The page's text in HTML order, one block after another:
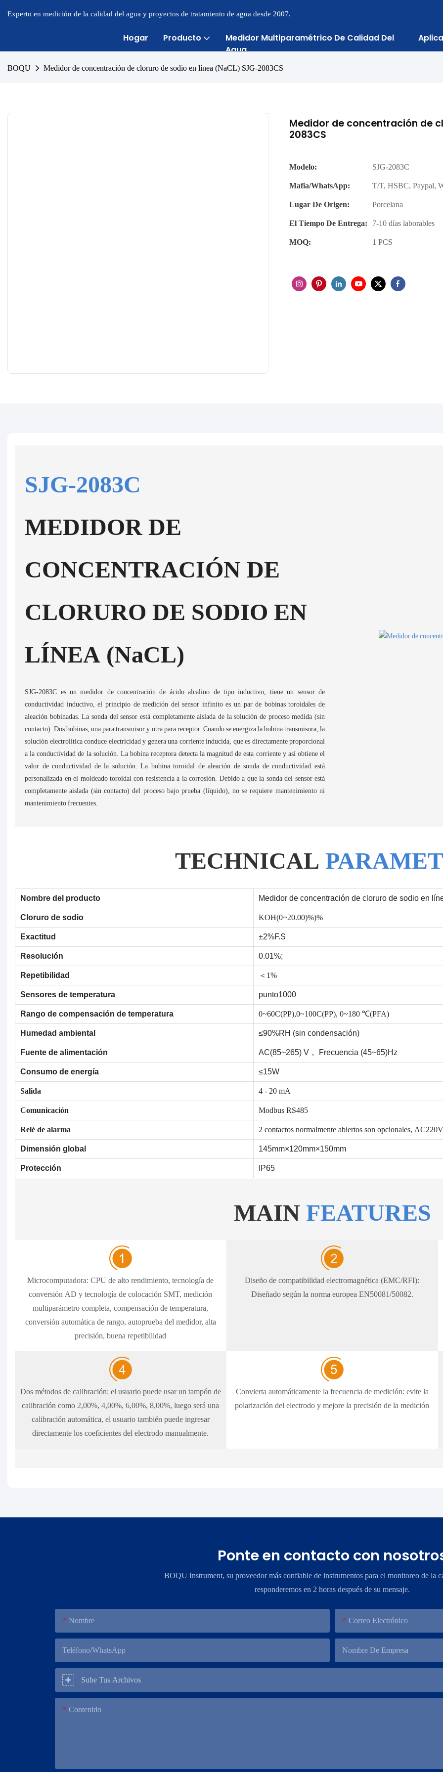
Experto en medición de la calidad del agua y proyectos de tratamiento de agua desde 2007.
Hogar Producto
Medidor Multiparamétrico De Calidad Del
Agua
BOQU Medidor de concentración de cloruro de sodio en línea (NaCL) SJG-2083CS
Medidor de concentración de
2083CS
Modelo:
SJG-2083C
Mafia/WhatsApp:
T/T, HSBC, Paypal,
Lugar De Origen:
Porcelana
El Tiempo De Entrega:
7-10 días laborables
MOQ:
1 PCS
SJG-2083C
MEDIDOR DE
CONCENTRACIÓN DE
CLORURO DE SODIO EN
LÍNEA (NaCL)
SJG-2083C es un medidor de concentración de ácido alcalino de tipo inductivo, tiene un sensor de
conductividad inductivo, el principio de medición del sensor infinito es un par de bobinas toroidales de
aleación bobinadas. La sonda del sensor está completamente aislada de la solución de proceso medida (sin
contacto). Dos bobinas, una para transmisor y otra para receptor. Cuando se energiza la bobina transmisora, la
solución electrolítica conduce electricidad y genera una corriente inducida, que es directamente proporcional
a la conductividad de la solución. La bobina receptora detecta la magnitud de esta corriente y así obtiene el
valor de conductividad de la solución. La bobina toroidal de aleación de sonda de conductividad está
personalizada en el moldeado toroidal con resistencia a la corrosión. Debido a que la sonda del sensor está
completamente aislada (sin contacto) del proceso bajo prueba (líquido), no se requiere mantenimiento ni
mantenimiento frecuentes.
TECHNICAL
Nombre del producto Medidor de concentración de cloruro de sodio en
Cloruro de sodio KOH(0~20.00)%)%
Exactitud ±2%F.S
Resolución 0.01%;
Repetibilidad ＜1%
Sensores de temperatura punto1000
Rango de compensación de temperatura 0~60C(PP),0~100C(PP), 0~180 ℃(PFA)
Humedad ambiental ≤90%RH (sin condensación)
Fuente de alimentación AC(85~265) V， Frecuencia (45~65)Hz
Consumo de energía ≤15W
Salida 4 - 20 mA
Comunicación Modbus RS485
Relé de alarma 2 contactos normalmente abiertos son opcionales,
Dimensión global 145mm×120mm×150mm
Protección IP65
MAIN FEATURES
Microcomputadora: CPU de alto rendimiento, tecnología de
conversión AD y tecnología de colocación SMT, medición
multiparámetro completa, compensación de temperatura,
conversión automática de rango, autoprueba del medidor, alta
precisión, buena repetibilidad
Diseño de compatibilidad electromagnética (EMC/RFI):
Diseñado según la norma europea EN50081/50082.
Dos métodos de calibración: el usuario puede usar un tampón de
calibración como 2,00%, 4,00%, 6,00%, 8,00%, luego será una
calibración automática, el usuario también puede ingresar
directamente los coeficientes del electrodo manualmente.
Convierta automáticamente la frecuencia de medición: evite la
polarización del electrodo y mejore la precisión de la medición
Ponte en contacto con
BOQU Instrument, su proveedor más confiable de instrumentos para el monitoreo de la
responderemos en 2 horas después de su mensaje.
Nombre Correo Electrónico
Teléfono/WhatsApp Nombre De Empresa
Sube Tus Archivos
Contenido